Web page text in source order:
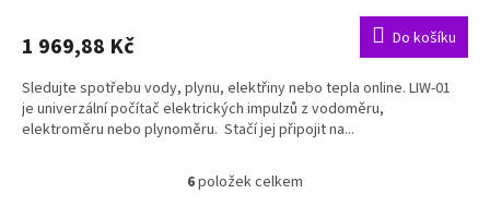
1 969,88 Kč Do košíku
Sledujte spotřebu vody, plynu, elektřiny nebo tepla online. LIW-01
je univerzální počítač elektrických impulzů z vodoměru,
elektroměru nebo plynoměru. Stačí jej připojit na...
O
6položek celkem